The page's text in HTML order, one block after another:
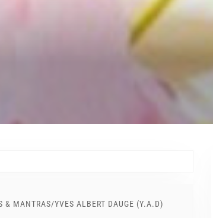
& MANTRAS/YVES ALBERT DAUGE (Y.A.D)